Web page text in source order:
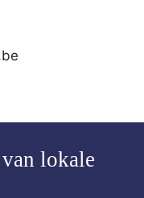
lokale